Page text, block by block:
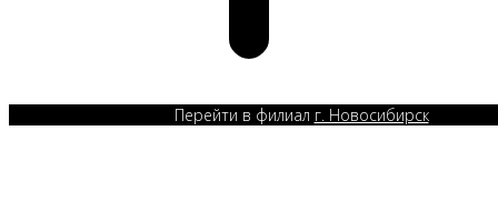
Перейти в филиал г. Новосибирск